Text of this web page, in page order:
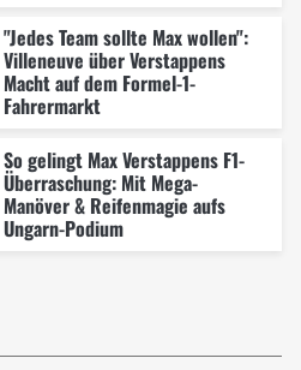
"Jedes Team sollte Max wollen":
Villeneuve über Verstappens
Macht auf dem Formel-1-
Fahrermarkt
So gelingt Max Verstappens F1-
Überraschung: Mit Mega-
Manöver & Reifenmagie aufs
Ungarn-Podium